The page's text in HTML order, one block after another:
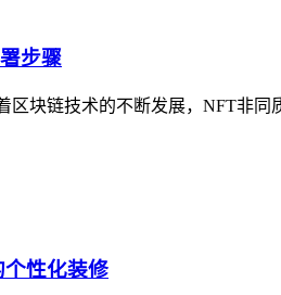
步骤
块链技术的不断发展，NFT非
性化装修